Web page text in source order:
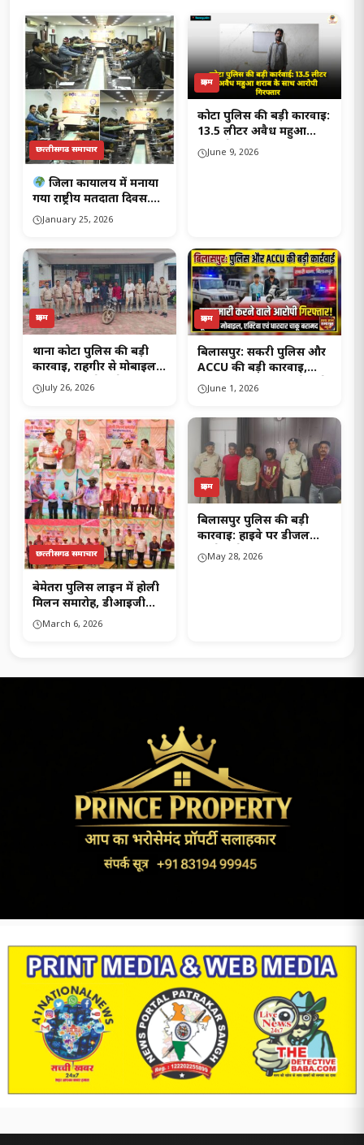
छत्‍तीसगढ समाचार
जिला कार्यालय में मनाया
गया राष्ट्रीय मतदाता दिवस….
January 25, 2026
क्राइम
कोटा पुलिस की बड़ी कार्रवाई:
13.5 लीटर अवैध महुआ
शराब के साथ आरोपी
गिरफ्तार..!
June 9, 2026
क्राइम
थाना कोटा पुलिस की बड़ी
कार्रवाई, राहगीर से मोबाइल
झपटमारी करने वाले 6
आरोपी गिरफ्तार…!
July 26, 2026
क्राइम
बिलासपुर: सकरी पुलिस और
ACCU की बड़ी कार्रवाई,
मोबाइल झपटमारी करने वाले
आरोपी गिरफ्तार..!
June 1, 2026
छत्‍तीसगढ समाचार
बेमेतरा पुलिस लाइन में होली
मिलन समारोह, डीआईजी
रामकृष्ण साहू सहित
जनप्रतिनिधि और मीडिया ने
March 6, 2026
क्राइम
बिलासपुर पुलिस की बड़ी
कार्रवाई: हाईवे पर डीजल
लूटने वाले अंतरजिला गिरोह
का पर्दाफाश, 3 शातिर
May 28, 2026